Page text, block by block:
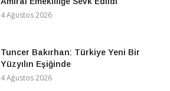
4 Ağustos 2026
Tuncer Bakırhan: Türkiye Yeni Bir
Yüzyılın Eşiğinde
4 Ağustos 2026